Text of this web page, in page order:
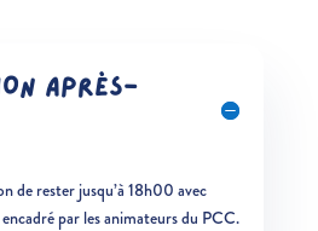
APRÈS-
de rester jusqu’à 18h00 avec
par les animateurs du PCC.